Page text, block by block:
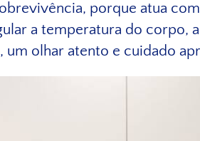
porque atua
a temperatura do corpo,
olhar atento e cuidado